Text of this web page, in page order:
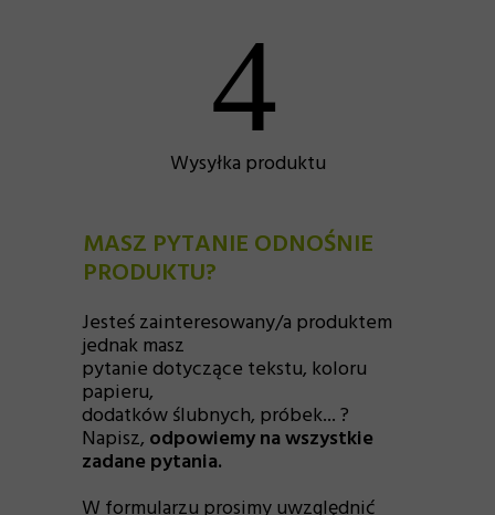
MASZ PYTANIE ODNOŚNIE
PRODUKTU?
Jesteś zainteresowany/a produktem
jednak masz
pytanie dotyczące tekstu, koloru
papieru,
dodatków ślubnych, próbek... ?
Napisz, odpowiemy na wszystkie
zadane pytania.
Wysyłka produktu
4